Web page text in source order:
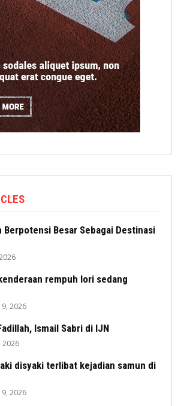
Berpotensi Besar Sebagai Destinasi
rempuh lori sedang
2026
Ismail Sabri di IJN
2026
disyaki terlibat kejadian samun di
2026